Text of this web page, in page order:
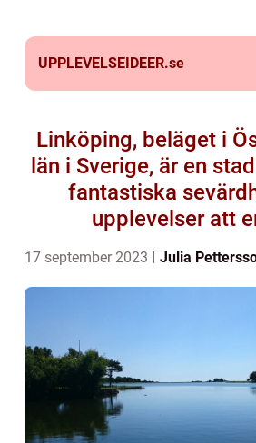
UPPLEVELSEIDEER.se
Linköping, beläget i
län i Sverige, är en
fantastiska
upplevelser att
17 september 2023 Julia